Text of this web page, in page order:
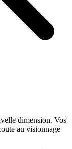
dimension. Vos
au visionnage